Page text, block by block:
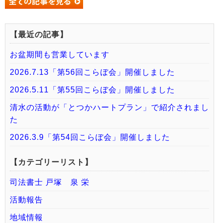
【最近の記事】
お盆期間も営業しています
2026.7.13「第56回こらぼ会」開催しました
2026.5.11「第55回こらぼ会」開催しました
清水の活動が「とつかハートプラン」で紹介されまし
た
2026.3.9「第54回こらぼ会」開催しました
【カテゴリーリスト】
司法書士 戸塚 泉 栄
活動報告
地域情報